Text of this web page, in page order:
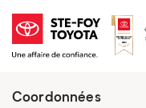
Coordonnées